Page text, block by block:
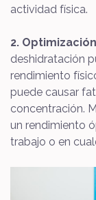
actividad física.
2.
deshidratación
rendimiento
puede causar
concentración.
un rendimiento
trabajo o en